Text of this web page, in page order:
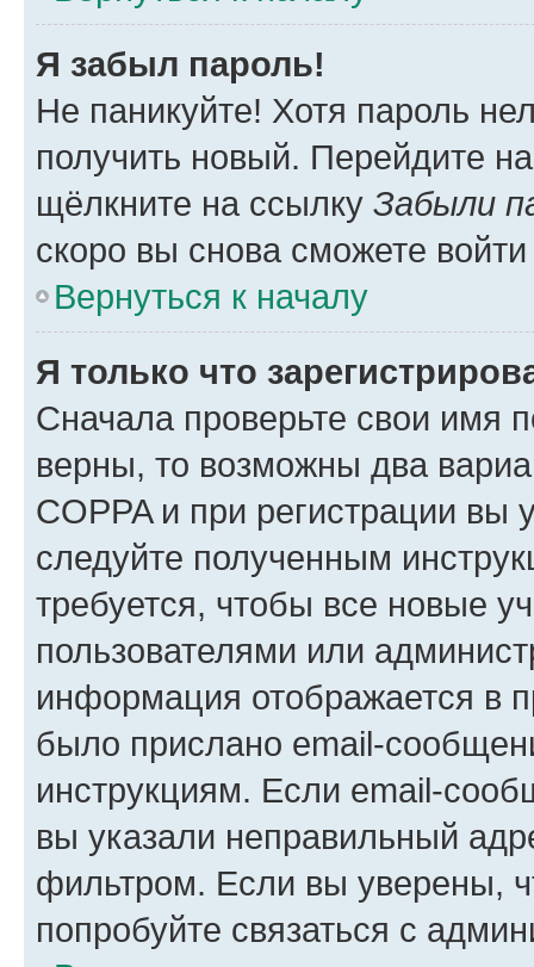
Я забыл пароль!
Не паникуйте! Хотя пароль
получить новый. Перейдите
щёлкните на ссылку Забыли
скоро вы снова сможете
Вернуться к началу
Я только что
Сначала проверьте свои имя
верны, то возможны два
COPPA и при регистрации вы
следуйте полученным
требуется, чтобы все новые
пользователями или
информация отображается в
было прислано email-
инструкциям. Если email-
вы указали неправильный
фильтром. Если вы уверены,
попробуйте связаться с